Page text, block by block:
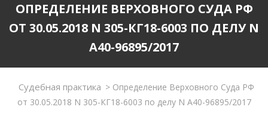
ОПРЕДЕЛЕНИЕ ВЕРХОВНОГО СУДА РФ
ОТ 30.05.2018 N 305-КГ18-6003 ПО ДЕЛУ N
А40-96895/2017
Судебная практика >Определение Верховного Суда РФ
от 30.05.2018 N 305-КГ18-6003 по делу N А40-96895/2017